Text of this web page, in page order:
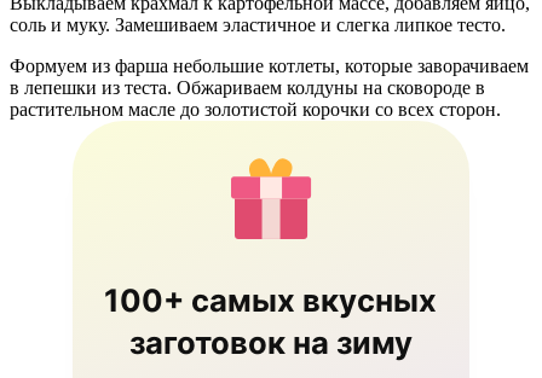
соль и муку. Замешиваем эластичное и слегка липкое тесто.
Формуем из фарша небольшие котлеты, которые заворачиваем
в лепешки из теста. Обжариваем колдуны на сковороде в
растительном масле до золотистой корочки со всех сторон.
100+ самых вкусных
заготовок на зиму